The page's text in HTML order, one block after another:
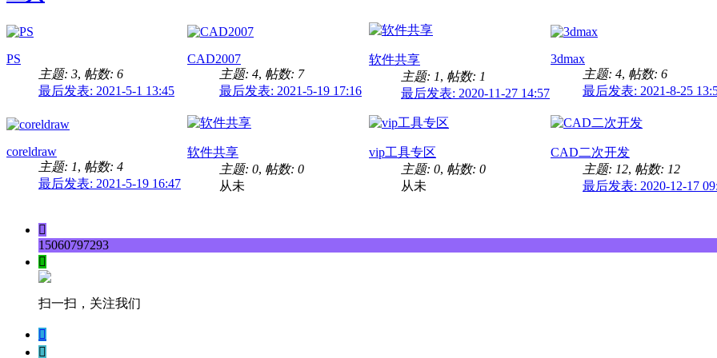
PS
主题: 3, 帖数: 6
最后发表: 2021-5-1 13:45
CAD2007
主题: 4, 帖数: 7
最后发表: 2021-5-19 17:16
软件共享
主题: 1, 帖数: 1
最后发表: 2020-11-27 14:57
3dmax
主题: 4, 帖数: 6
最后发表: 2021-8-25
coreldraw
主题: 1, 帖数: 4
最后发表: 2021-5-19 16:47
软件共享
主题: 0, 帖数: 0
从未
vip工具专区
主题: 0, 帖数: 0
从未
CAD二次开发
主题: 12, 帖数: 12
最后发表: 2020-12-17

15060797293

扫一扫，关注我们

